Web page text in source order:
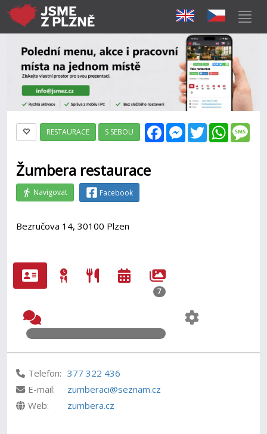
FacebookMessenger
Twitter
RESTAURACE S SEBOU
Žumbera restaurace
Navigovat Facebook
Bezručova 14, 30100 Plzen
7
Telefon: 377 322 436
E-mail:
zumberaci@seznam.cz
Web:
zumbera.cz